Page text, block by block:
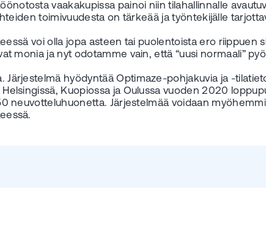
vaakakupissa painoi niin tilahallinnalle
toimivuudesta on tärkeää ja työntekijälle
voi olla jopa asteen tai puolentoista ero riippuen
monia ja nyt odotamme vain, että “uusi normaali”
Järjestelmä hyödyntää Optimaze-pohjakuvia ja -
Kuopiossa ja Oulussa vuoden 2020
neuvotteluhuonetta. Järjestelmää voidaan